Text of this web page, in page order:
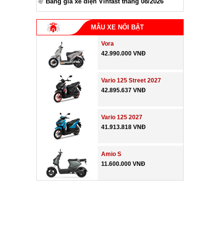
MẪU XE NỔI BẬT
Vora
42.990.000 VNĐ
Vario 125 Street 2027
42.895.637 VNĐ
Vario 125 2027
41.913.818 VNĐ
Amio S
11.600.000 VNĐ